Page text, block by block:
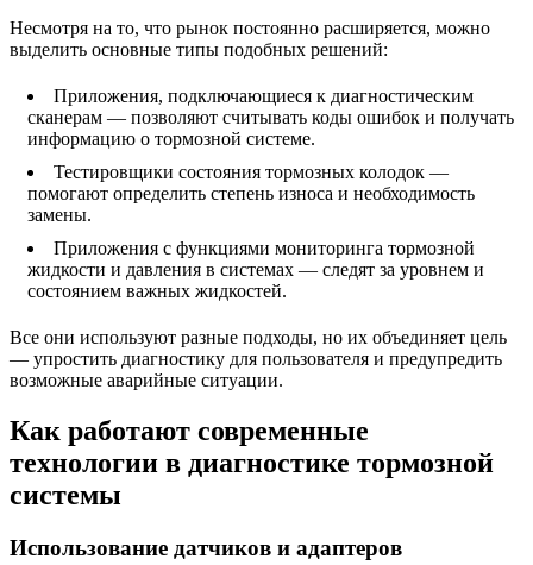
Несмотря на то, что рынок постоянно расширяется, можно
выделить основные типы подобных решений:
Приложения, подключающиеся к диагностическим
сканерам — позволяют считывать коды ошибок и получать
информацию о тормозной системе.
Тестировщики состояния тормозных колодок —
помогают определить степень износа и необходимость
замены.
Приложения с функциями мониторинга тормозной
жидкости и давления в системах — следят за уровнем и
состоянием важных жидкостей.
Все они используют разные подходы, но их объединяет цель
— упростить диагностику для пользователя и предупредить
возможные аварийные ситуации.
Как работают современные
технологии в диагностике тормозной
системы
Использование датчиков и адаптеров